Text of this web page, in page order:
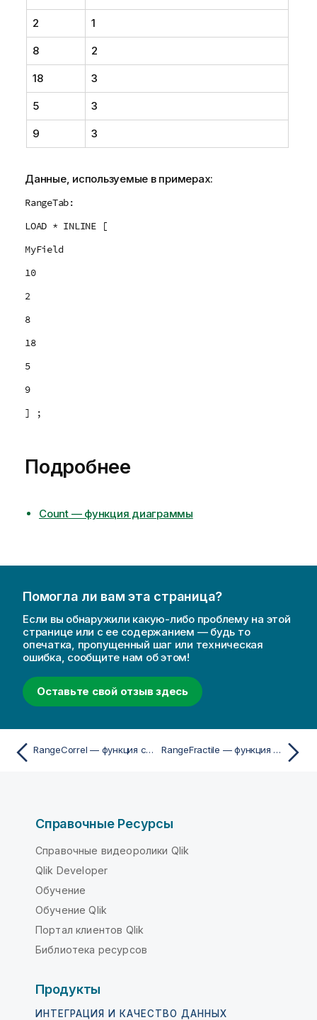
2 1
8 2
18 3
5 3
9 3
Данные, используемые в примерах:
RangeTab:
LOAD * INLINE [
MyField
10
2
8
18
5
9
] ;
Подробнее
Count — функция диаграммы
Помогла ли вам эта страница?
Если вы обнаружили какую-либо проблему на этой
странице или с ее содержанием — будь то
опечатка, пропущенный шаг или техническая
ошибка, сообщите нам об этом!
Оставьте свой отзыв здесь
RangeCorrel — функция скриптa и диаграммы RangeFractile — функция скриптa и диаграммы
Справочные Ресурсы
Справочные видеоролики Qlik
Qlik Developer
Обучение
Обучение Qlik
Портал клиентов Qlik
Библиотека ресурсов
Продукты
ИНТЕГРАЦИЯ И КАЧЕСТВО ДАННЫХ